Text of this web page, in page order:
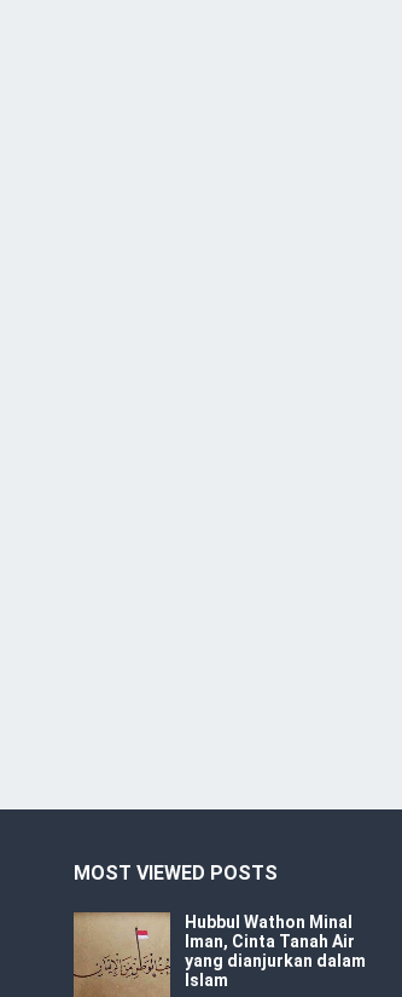
MOST VIEWED POSTS
Hubbul Wathon Minal
Iman, Cinta Tanah Air
yang dianjurkan dalam
Islam